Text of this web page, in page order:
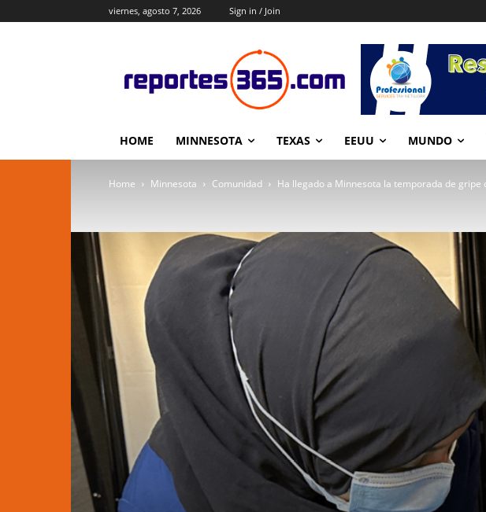
viernes, agosto 7, 2026 Sign in / Join
HOME MINNESOTA TEXAS EEUU MUNDO
Home Minnesota Comunidad Ha llegado a Minnesota la temporada de gripe